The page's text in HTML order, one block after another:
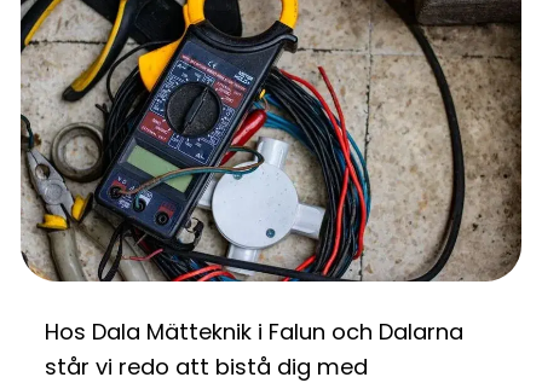
Hos Dala Mätteknik i Falun och Dalarna
står vi redo att bistå dig med